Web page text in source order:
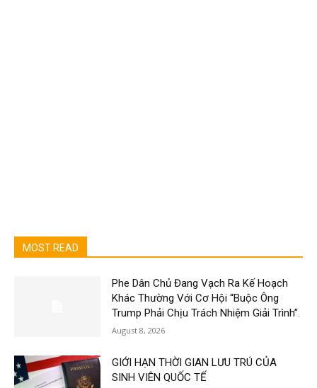
MOST READ
Phe Dân Chủ Đang Vạch Ra Kế Hoạch
Khác Thường Với Cơ Hội “Buộc Ông
Trump Phải Chịu Trách Nhiệm Giải Trình”.
August 8, 2026
GIỚI HẠN THỜI GIAN LƯU TRÚ CỦA
SINH VIÊN QUỐC TẾ